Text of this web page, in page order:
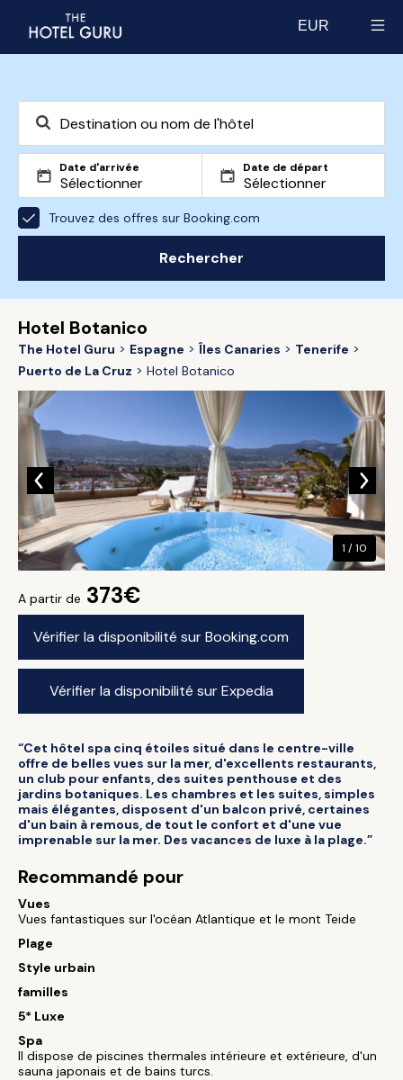
EUR
Date d'arrivée Date de départ
Trouvez des offres sur Booking.com
Rechercher
Hotel Botanico
The Hotel Guru Espagne Îles Canaries
Tenerife
Puerto de La Cruz
Hotel Botanico
A partir de 373€
Vérifier la disponibilité sur Booking.com
Vérifier la disponibilité sur Expedia
1 / 10
“Cet hôtel spa cinq étoiles situé dans le centre-ville
offre de belles vues sur la mer, d'excellents restaurants,
un club pour enfants, des suites penthouse et des
jardins botaniques. Les chambres et les suites, simples
mais élégantes, disposent d'un balcon privé, certaines
d'un bain à remous, de tout le confort et d'une vue
imprenable sur la mer. Des vacances de luxe à la plage.”
Recommandé pour
Vues
Vues fantastiques sur l'océan Atlantique et le mont Teide
Plage
Style urbain
familles
5* Luxe
Spa
Il dispose de piscines thermales intérieure et extérieure, d'un
sauna japonais et de bains turcs.